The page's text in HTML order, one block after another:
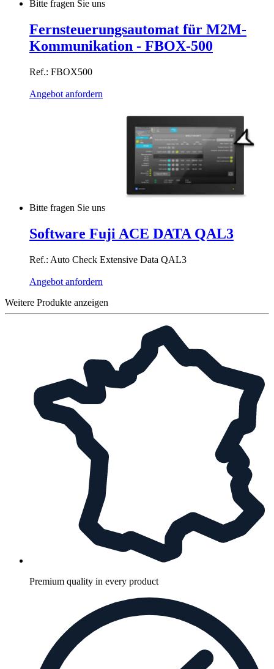
Bitte fragen Sie uns
Fernsteuerungsautomat für M2M-
Kommunikation - FBOX-500
Ref.: FBOX500
Angebot anfordern
Bitte fragen Sie uns
Software Fuji ACE DATA QAL3
Ref.: Auto Check Extensive Data QAL3
Angebot anfordern
Weitere Produkte anzeigen
Premium quality in every product